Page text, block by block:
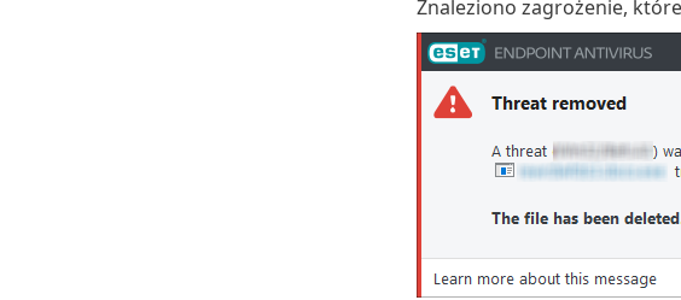
Znaleziono zagrożenie,